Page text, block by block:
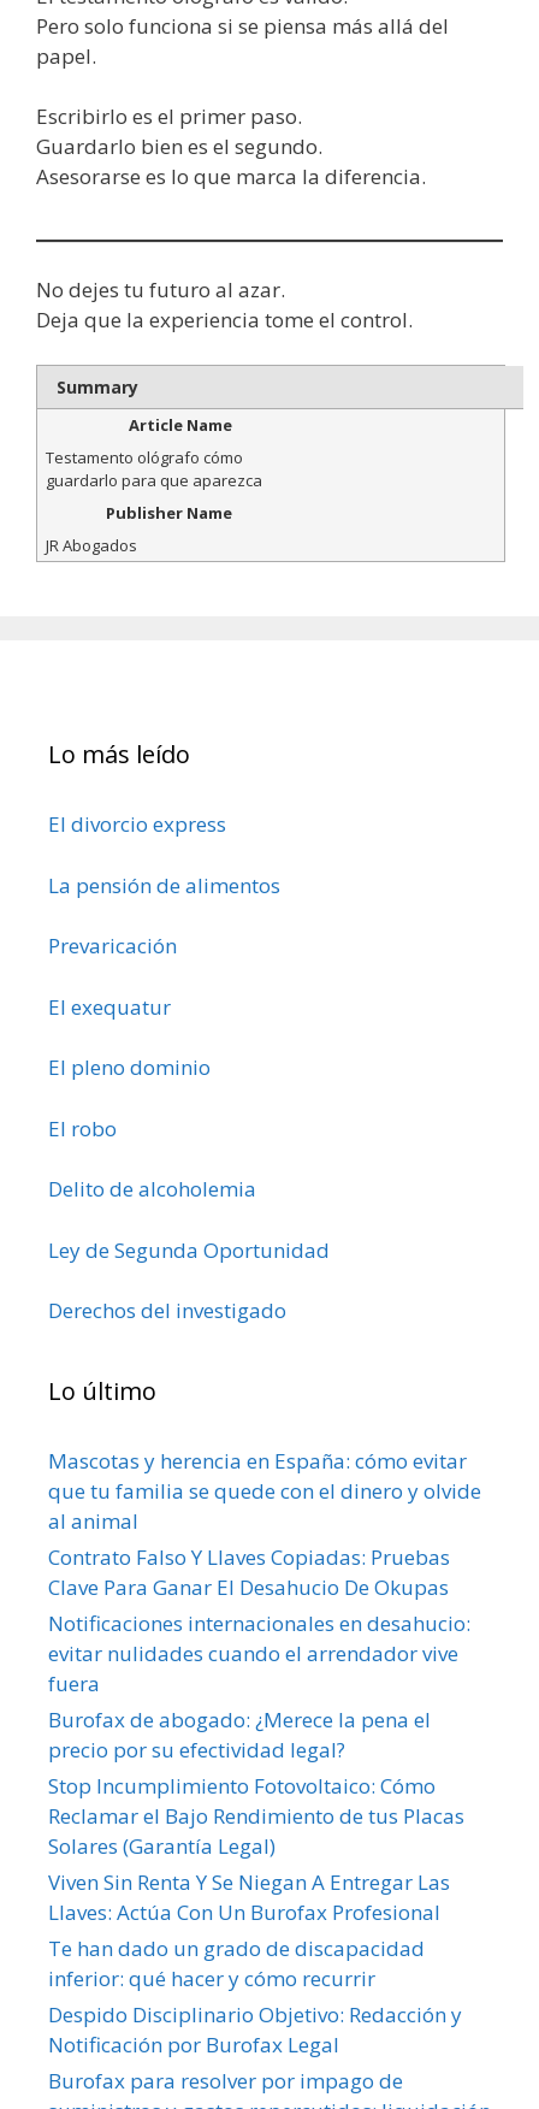
Pero solo funciona si se piensa más allá del
papel.
Escribirlo es el primer paso.
Guardarlo bien es el segundo.
Asesorarse es lo que marca la diferencia.
No dejes tu futuro al azar.
Deja que la experiencia tome el control.
Summary
Article Name
Testamento ológrafo cómo
guardarlo para que aparezca
Publisher Name
JR Abogados
Lo más leído
El divorcio express
La pensión de alimentos
Prevaricación
El exequatur
El pleno dominio
El robo
Delito de alcoholemia
Ley de Segunda Oportunidad
Derechos del investigado
Lo último
Mascotas y herencia en España: cómo evitar
que tu familia se quede con el dinero y olvide
al animal
Contrato Falso Y Llaves Copiadas: Pruebas
Clave Para Ganar El Desahucio De Okupas
Notificaciones internacionales en desahucio:
evitar nulidades cuando el arrendador vive
fuera
Burofax de abogado: ¿Merece la pena el
precio por su efectividad legal?
Stop Incumplimiento Fotovoltaico: Cómo
Reclamar el Bajo Rendimiento de tus Placas
Solares (Garantía Legal)
Viven Sin Renta Y Se Niegan A Entregar Las
Llaves: Actúa Con Un Burofax Profesional
Te han dado un grado de discapacidad
inferior: qué hacer y cómo recurrir
Despido Disciplinario Objetivo: Redacción y
Notificación por Burofax Legal
Burofax para resolver por impago de